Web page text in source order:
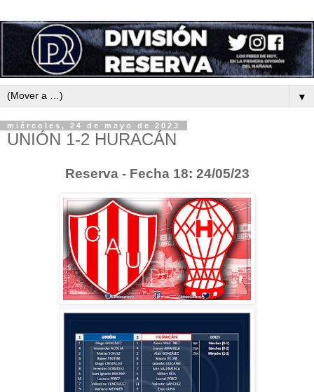
▼
miércoles, 24 de mayo de 2023
UNIÓN 1-2 HURACÁN
Reserva - Fecha 18: 24/05/23